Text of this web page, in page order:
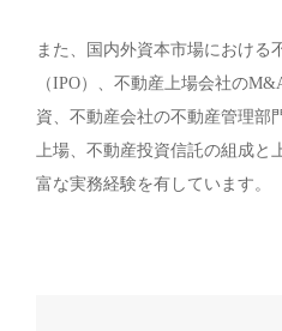
また、国内外資本市場における
（IPO）、不動産上場会社の
資、不動産会社の不動産管理部
上場、不動産投資信託の組成と
富な実務経験を有しています。